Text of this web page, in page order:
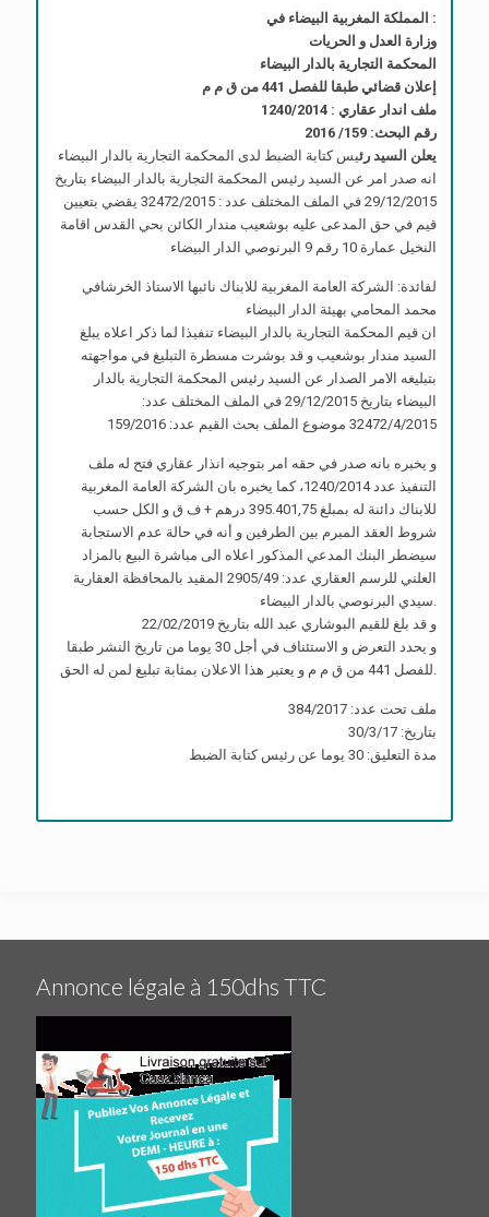
المملكة المغربية البيضاء في :
وزارة العدل و الحريات
المحكمة التجارية بالدار البيضاء
إعلان قضائي طبقا للفصل 441 من ق م م
ملف اندار عقاري : 1240/2014
رقم البحث: 159/ 2016
يعلن السيد رئيس كتابة الضبط لدى المحكمة التجارية بالدار البيضاء
انه صدر امر عن السيد رئيس المحكمة التجارية بالدار البيضاء بتاريخ
29/12/2015 في الملف المختلف عدد : 32472/2015 يقضي بتعيين
قيم في حق المدعى عليه بوشعيب مندار الكائن بحي القدس اقامة
النخيل عمارة 10 رقم 9 البرنوصي الدار البيضاء
لفائدة: الشركة العامة المغربية للابناك نائبها الاستاذ الخرشافي
محمد المحامي بهيئة الدار البيضاء
ان قيم المحكمة التجارية بالدار البيضاء تنفيذا لما ذكر اعلاه يبلغ
السيد مندار بوشعيب و قد بوشرت مسطرة التبليغ في مواجهته
بتبليغه الامر الصدار عن السيد رئيس المحكمة التجارية بالدار
البيضاء بتاريخ 29/12/2015 في الملف المختلف عدد:
32472/4/2015 موضوع الملف بحث القيم عدد: 159/2016
و يخبره بانه صدر في حقه امر بتوجيه انذار عقاري فتح له ملف
التنفيذ عدد 1240/2014، كما يخبره بان الشركة العامة المغربية
للابناك دائنة له بمبلغ 395.401,75 درهم + ف ق و الكل حسب
شروط العقد المبرم بين الطرفين و أنه في حالة عدم الاستجابة
سيضطر البنك المدعي المذكور اعلاه الى مباشرة البيع بالمزاد
العلني للرسم العقاري عدد: 2905/49 المقيد بالمحافظة العقارية
سيدي البرنوصي بالدار البيضاء.
و قد بلغ للقيم البوشاري عبد الله بتاريخ 22/02/2019
و يحدد التعرض و الاستئناف في أجل 30 يوما من تاريخ النشر طبقا
للفصل 441 من ق م م و يعتبر هذا الاعلان بمثابة تبليغ لمن له الحق.
ملف تحت عدد: 384/2017
بتاريخ: 30/3/17
مدة التعليق: 30 يوما عن رئيس كتابة الضبط
Annonce légale à 150dhs TTC